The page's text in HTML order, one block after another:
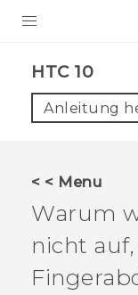
VIVE
VIVERSE
HTC 10‎
Anleitung
< < Menu
Warum
nicht